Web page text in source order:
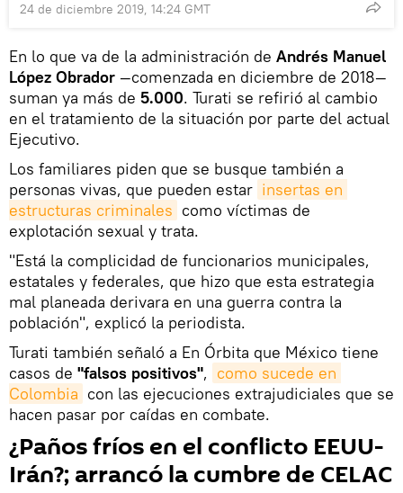
24 de diciembre 2019, 14:24 GMT
En lo que va de la administración de Andrés Manuel
López Obrador —comenzada en diciembre de 2018—
suman ya más de 5.000. Turati se refirió al cambio
en el tratamiento de la situación por parte del actual
Ejecutivo.
Los familiares piden que se busque también a
personas vivas, que pueden estar insertas en
estructuras criminales como víctimas de
explotación sexual y trata.
"Está la complicidad de funcionarios municipales,
estatales y federales, que hizo que esta estrategia
mal planeada derivara en una guerra contra la
población", explicó la periodista.
Turati también señaló a En Órbita que México tiene
casos de "falsos positivos", como sucede en
Colombia con las ejecuciones extrajudiciales que se
hacen pasar por caídas en combate.
¿Paños fríos en el conflicto EEUU-
Irán?; arrancó la cumbre de CELAC